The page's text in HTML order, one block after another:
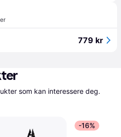
779 kr
-16%